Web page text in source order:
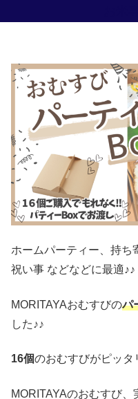
ホームパーティー、持ち
祝い事 などなどに最適♪♪
MORITAYAおむすびのパ
した♪♪
16個のおむすびがピッタ
MORITAYAのおむすび、